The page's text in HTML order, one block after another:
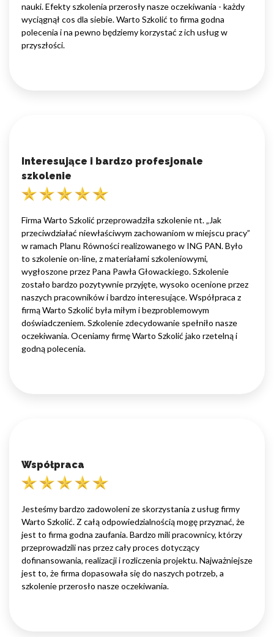
nauki. Efekty szkolenia przerosły nasze oczekiwania - każdy
wyciągnął cos dla siebie. Warto Szkolić to firma godna
polecenia i na pewno będziemy korzystać z ich usług w
przyszłości.
Interesujące i bardzo profesjonale
szkolenie
Firma Warto Szkolić przeprowadziła szkolenie nt. „Jak
przeciwdziałać niewłaściwym zachowaniom w miejscu pracy”
w ramach Planu Równości realizowanego w ING PAN. Było
to szkolenie on-line, z materiałami szkoleniowymi,
wygłoszone przez Pana Pawła Głowackiego. Szkolenie
zostało bardzo pozytywnie przyjęte, wysoko ocenione przez
naszych pracowników i bardzo interesujące. Współpraca z
firmą Warto Szkolić była miłym i bezproblemowym
doświadczeniem. Szkolenie zdecydowanie spełniło nasze
oczekiwania. Oceniamy firmę Warto Szkolić jako rzetelną i
godną polecenia.
Współpraca
Jesteśmy bardzo zadowoleni ze skorzystania z usług firmy
Warto Szkolić. Z całą odpowiedzialnością mogę przyznać, że
jest to firma godna zaufania. Bardzo mili pracownicy, którzy
przeprowadzili nas przez cały proces dotyczący
dofinansowania, realizacji i rozliczenia projektu. Najważniejsze
jest to, że firma dopasowała się do naszych potrzeb, a
szkolenie przerosło nasze oczekiwania.